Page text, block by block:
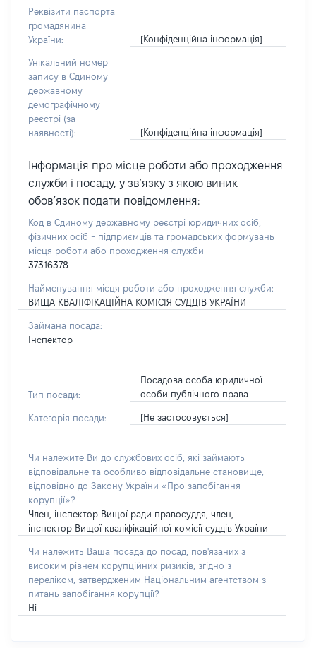
Реквізити паспорта
громадянина
України:
[Конфіденційна інформація]
Унікальний номер
запису в Єдиному
державному
демографічному
реєстрі (за
наявності):
[Конфіденційна інформація]
Інформація про місце роботи або проходження
служби і посаду, у зв’язку з якою виник
обов’язок подати повідомлення:
Код в Єдиному державному реєстрі юридичних осіб,
фізичних осіб - підприємців та громадських формувань
місця роботи або проходження служби
37316378
Найменування місця роботи або проходження служби:
ВИЩА КВАЛІФІКАЦІЙНА КОМІСІЯ СУДДІВ УКРАЇНИ
Займана посада:
Інспектор
Тип посади:
Посадова особа юридичної
особи публічного права
Категорія посади: [Не застосовується]
Чи належите Ви до службових осіб, які займають
відповідальне та особливо відповідальне становище,
відповідно до Закону України «Про запобігання
корупції»?
Член, інспектор Вищої ради правосуддя, член,
інспектор Вищої кваліфікаційної комісії суддів України
Чи належить Ваша посада до посад, пов'язаних з
високим рівнем корупційних ризиків, згідно з
переліком, затвердженим Національним агентством з
питань запобігання корупції?
Ні